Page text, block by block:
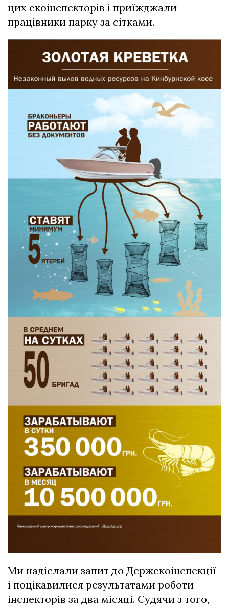
цих екоінспекторів і приїжджали
працівники парку за сітками.
Ми надіслали запит до Держекоінспекції
і поцікавилися результатами роботи
інспекторів за два місяці. Судячи з того,